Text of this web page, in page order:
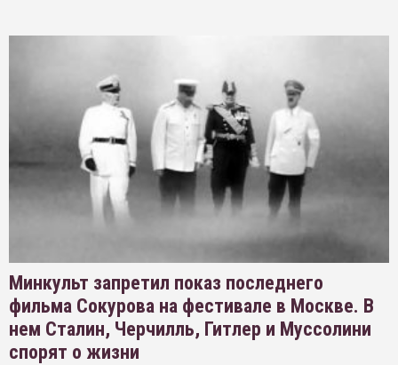
Минкульт запретил показ последнего
фильма Сокурова на фестивале в Москве. В
нем Сталин, Черчилль, Гитлер и Муссолини
спорят о жизни